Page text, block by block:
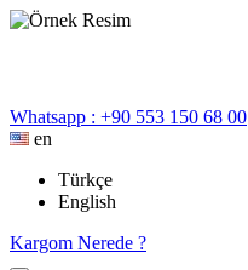
Whatsapp : +90 553 150 68 00
en
Türkçe
English
Kargom Nerede ?